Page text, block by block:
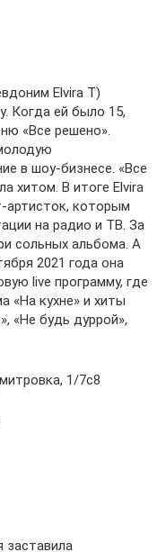
Elvira T)
Когда ей было 15,
«Все решено».
в шоу-бизнесе. «Все
хитом. В итоге Elvira
артисток, которым
на радио и ТВ. За
сольных альбома. А
2021 года она
live программу, где
«На кухне» и хиты
«Не будь дуррой»,
1/7с8
заставила